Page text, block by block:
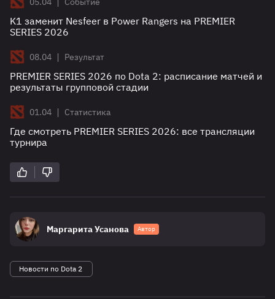
K1 заменит Nesfeer в Power Rangers на PREMIER
SERIES 2026
08.04 | Результат
PREMIER SERIES 2026 по Dota 2: расписание матчей и
результаты групповой стадии
01.04 | Статистика
Где смотреть PREMIER SERIES 2026: все трансляции
турнира
Маргарита Усанова Автор
Новости по Dota 2